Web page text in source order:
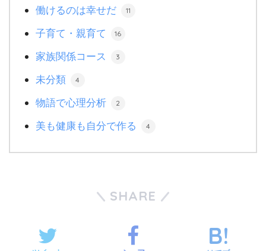
働けるのは幸せだ 11
子育て・親育て 16
家族関係コース 3
未分類 4
物語で心理分析 2
美も健康も自分で作る 4
SHARE